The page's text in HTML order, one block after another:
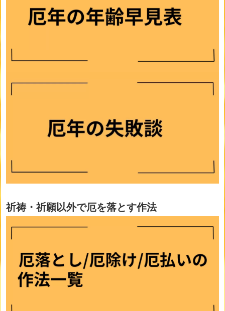
祈祷・祈願以外で厄を落とす作法